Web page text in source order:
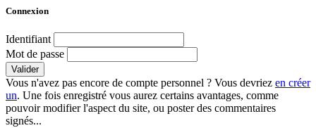
Connexion
Identifiant
Mot de passe
Valider
Vous n'avez pas encore de compte personnel ? Vous devriez en créer
un. Une fois enregistré vous aurez certains avantages, comme
pouvoir modifier l'aspect du site, ou poster des commentaires
signés...